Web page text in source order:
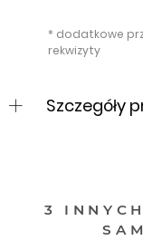
* dodatkowe
rekwizyty
Szczegóły
3